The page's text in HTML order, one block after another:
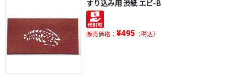
すり込み用 渋紙 エビ-B
販売価格： ¥495（税込）